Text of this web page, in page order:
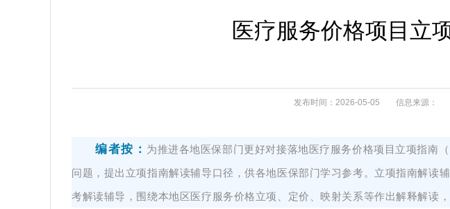
医疗服务价格项目立
发布时间：2026-05-05 信息来源：
编者按： 为推进各地医保部门更好对接落地医疗服务价格项目立项指南
问题，提出立项指南解读辅导口径，供各地医保部门学习参考。立项指南解
考解读辅导，围绕本地区医疗服务价格立项、定价、映射关系等作出解释解读